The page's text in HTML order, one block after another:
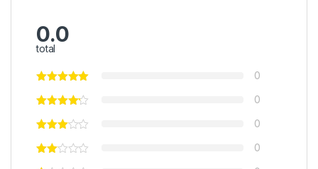
0.0
total
0
0
0
0